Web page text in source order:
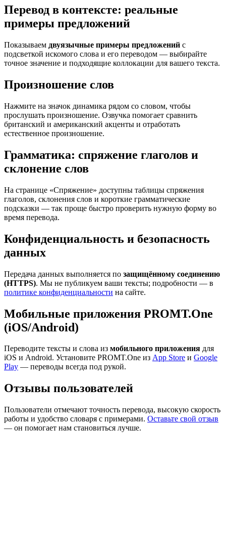
Перевод в контексте: реальные
примеры предложений
Показываем двуязычные примеры предложений с
подсветкой искомого слова и его переводом — выбирайте
точное значение и подходящие коллокации для вашего текста.
Произношение слов
Нажмите на значок динамика рядом со словом, чтобы
прослушать произношение. Озвучка помогает сравнить
британский и американский акценты и отработать
естественное произношение.
Грамматика: спряжение глаголов и
склонение слов
На странице «Спряжение» доступны таблицы спряжения
глаголов, склонения слов и короткие грамматические
подсказки — так проще быстро проверить нужную форму во
время перевода.
Конфиденциальность и безопасность
данных
Передача данных выполняется по защищённому соединению
(HTTPS). Мы не публикуем ваши тексты; подробности — в
политике конфиденциальности на сайте.
Мобильные приложения PROMT.One
(iOS/Android)
Переводите тексты и слова из мобильного приложения для
iOS и Android. Установите PROMT.One из App Store и Google
Play — переводы всегда под рукой.
Отзывы пользователей
Пользователи отмечают точность перевода, высокую скорость
работы и удобство словаря с примерами. Оставьте свой отзыв
— он помогает нам становиться лучше.